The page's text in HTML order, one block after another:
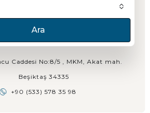
Ara
Caddesi No:8/5 , MKM, Akat mah.
Beşiktaş 34335
+90 (533) 578 35 98